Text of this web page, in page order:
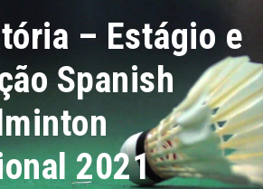
– Estágio e
Spanish
2021